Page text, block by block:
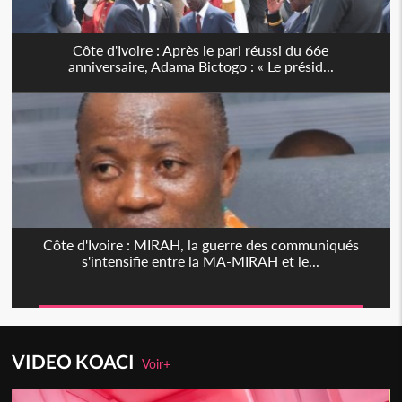
Côte d'Ivoire : Après le pari réussi du 66e
anniversaire, Adama Bictogo : « Le présid...
Côte d'Ivoire : MIRAH, la guerre des communiqués
s'intensifie entre la MA-MIRAH et le...
VIDEO KOACIVoir+